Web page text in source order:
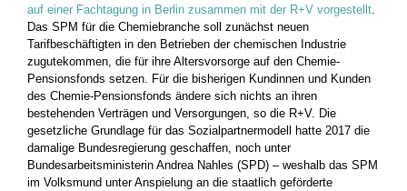
auf einer Fachtagung in Berlin zusammen mit der R+V vorgestellt.
Das SPM für die Chemiebranche soll zunächst neuen
Tarifbeschäftigten in den Betrieben der chemischen Industrie
zugutekommen, die für ihre Altersvorsorge auf den Chemie-
Pensionsfonds setzen. Für die bisherigen Kundinnen und Kunden
des Chemie-Pensionsfonds ändere sich nichts an ihren
bestehenden Verträgen und Versorgungen, so die R+V. Die
gesetzliche Grundlage für das Sozialpartnermodell hatte 2017 die
damalige Bundesregierung geschaffen, noch unter
Bundesarbeitsministerin Andrea Nahles (SPD) – weshalb das SPM
im Volksmund unter Anspielung an die staatlich geförderte